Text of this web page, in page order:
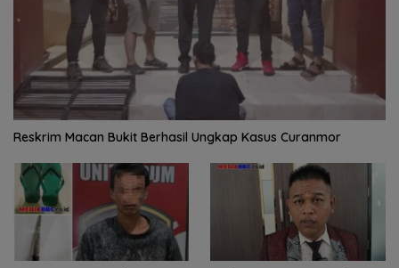
Reskrim Macan Bukit Berhasil Ungkap Kasus Curanmor